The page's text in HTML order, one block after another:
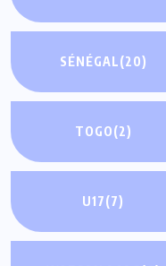
SÉNÉGAL(20)
TOGO(2)
U17(7)